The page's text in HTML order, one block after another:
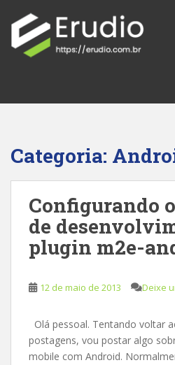
m
Categoria:
Configurando
de
plugin m2e-
12 de maio de 2013 Deixe
Olá pessoal. Tentando voltar
postagens, vou postar algo
mobile com Android.